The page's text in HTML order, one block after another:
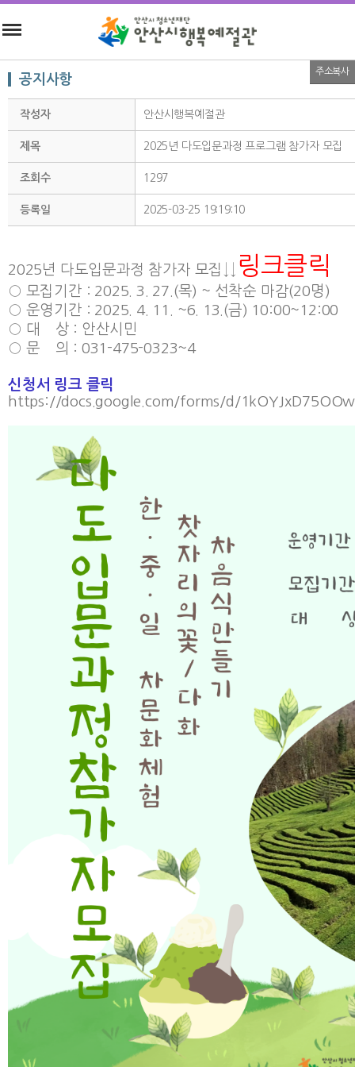
공지사항
주소복사
작성자 안산시행복예절관
제목 2025년 다도입문과정 프로그램 참가자 모집
조회수 1297
등록일 2025-03-25 19:19:10
2025년 다도입문과정 참가자 모집↓↓ 링크클릭
○ 모집기간 : 2025. 3. 27.(목) ~ 선착순 마감(20명)
○ 운영기간 : 2025. 4. 11. ~6. 13.(금) 10:00~12:00
○ 대 상 : 안산시민
○ 문 의 : 031-475-0323~4
신청서 링크 클릭
https://docs.google.com/forms/d/